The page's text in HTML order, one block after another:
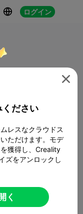
 ログイン

ください
レスなクラウドス
ただけます。モデ
獲得し、Creality
ズをアンロックし
く